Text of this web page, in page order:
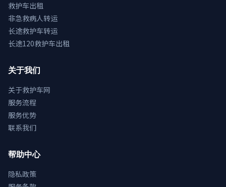
救护车出租
非急救病人转运
长途救护车转运
长途120救护车出租
关于我们
关于救护车网
服务流程
服务优势
联系我们
帮助中心
隐私政策